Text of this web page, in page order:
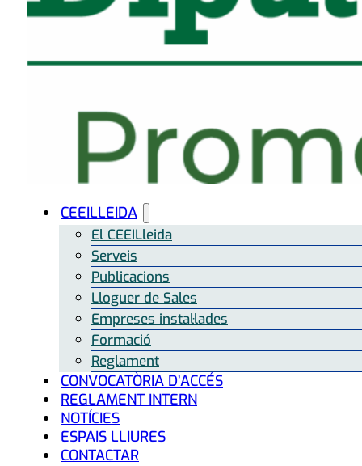
CEEILLEIDA
El CEEILleida
Serveis
Publicacions
Lloguer de Sales
Empreses instal·lades
Formació
Reglament
CONVOCATÒRIA D’ACCÉS
REGLAMENT INTERN
NOTÍCIES
ESPAIS LLIURES
CONTACTAR